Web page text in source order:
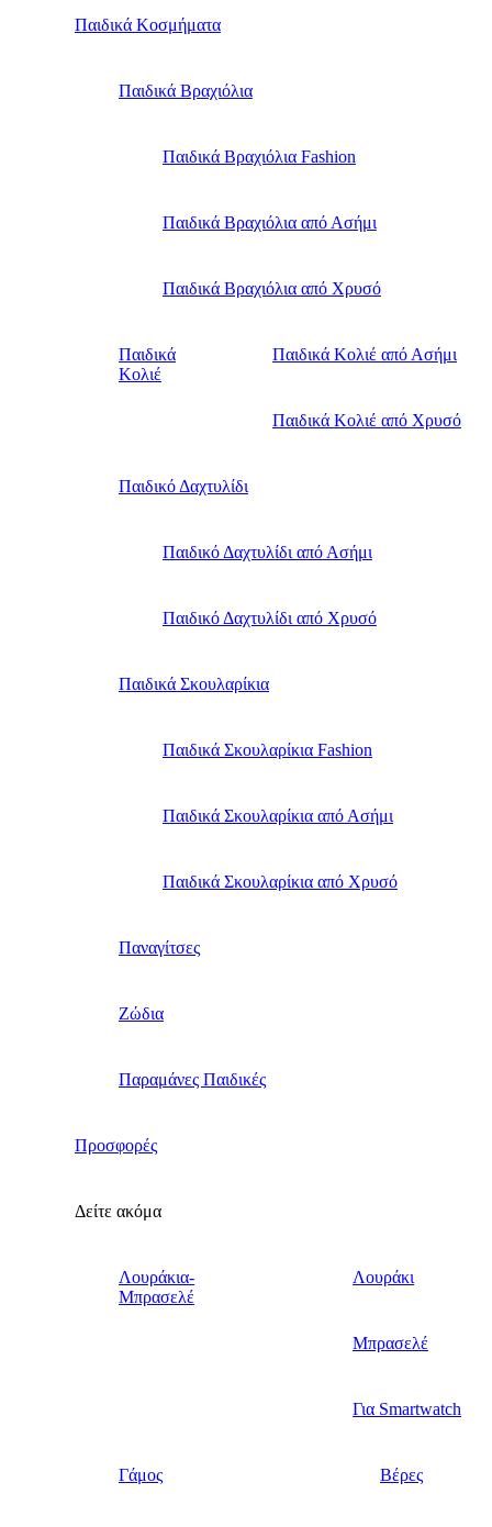
Παιδικά Κοσμήματα
Παιδικά Βραχιόλια
Παιδικά Βραχιόλια Fashion
Παιδικά Βραχιόλια από Ασήμι
Παιδικά Βραχιόλια από Χρυσό
Παιδικά
Κολιέ
Παιδικά Κολιέ από Ασήμι
Παιδικά Κολιέ από Χρυσό
Παιδικό Δαχτυλίδι
Παιδικό Δαχτυλίδι από Ασήμι
Παιδικό Δαχτυλίδι από Χρυσό
Παιδικά Σκουλαρίκια
Παιδικά Σκουλαρίκια Fashion
Παιδικά Σκουλαρίκια από Ασήμι
Παιδικά Σκουλαρίκια από Χρυσό
Παναγίτσες
Ζώδια
Παραμάνες Παιδικές
Προσφορές
Δείτε ακόμα
Λουράκια-
Μπρασελέ
Λουράκι
Μπρασελέ
Για Smartwatch
Γάμος Βέρες